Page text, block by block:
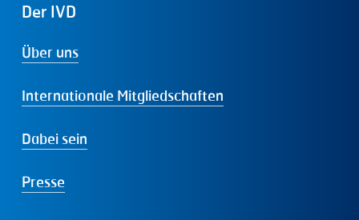
Der IVD
Über uns
Internationale Mitgliedschaften
Dabei sein
Presse